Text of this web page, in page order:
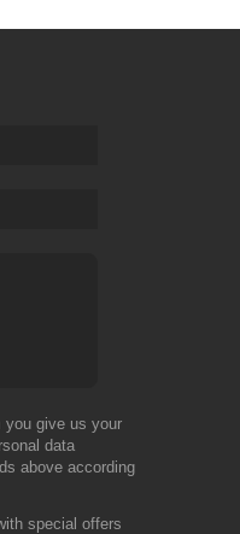
you give us your
data
above according
special offers